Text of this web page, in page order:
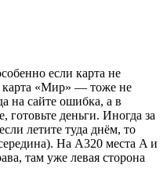
если карта не
карта «Мир» — тоже не
на сайте ошибка, а в
деньги. Иногда за
летите туда днём, то
На A320 места A и
там уже левая сторона